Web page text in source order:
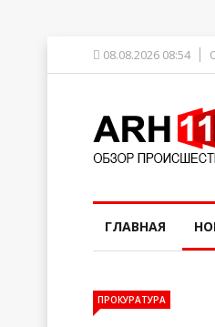
08.08.2026 08:54
ГЛАВНАЯ
ПРОКУРАТУРА